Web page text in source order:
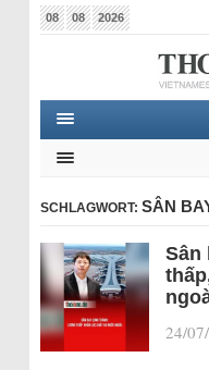
08 08 2026
SCHLAGWORT: SÂN
Sân
24/